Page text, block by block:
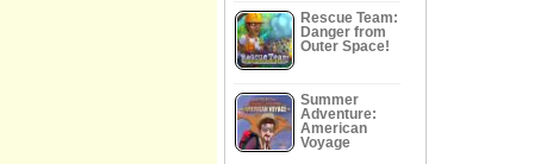
Rescue Team:
Danger from
Outer Space!
Summer
Adventure:
American
Voyage